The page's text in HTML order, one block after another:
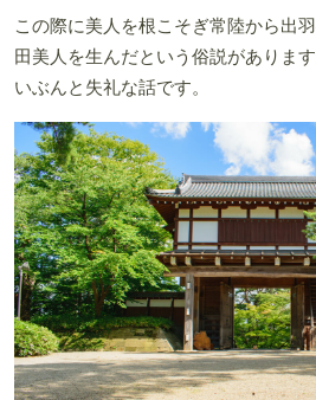
この際に美人を根こそぎ常陸から出
田美人を生んだという俗説がありま
いぶんと失礼な話です。